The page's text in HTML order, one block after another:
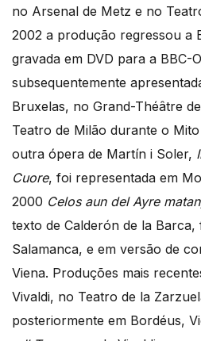
no Arsenal de Metz e no
2002 a produção regressou a
gravada em DVD para a BBC-
subsequentemente
Bruxelas, no Grand-Théâtre
Teatro de Milão durante o Mito
outra ópera de Martín i Soler,
Cuore, foi representada em
2000 Celos aun del Ayre
texto de Calderón de la
Salamanca, e em versão de
Viena. Produções mais
Vivaldi, no Teatro de la
posteriormente em Bordéus,